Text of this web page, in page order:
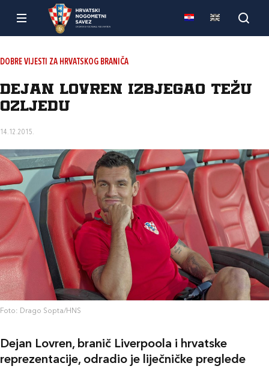
DOBRE VIJESTI ZA HRVATSKOG BRANIČA
Dejan Lovren izbjegao težu
ozljedu
14.12.2015.
Foto: Drago Sopta/HNS
Dejan Lovren, branič Liverpoola i hrvatske
reprezentacije, odradio je liječničke preglede